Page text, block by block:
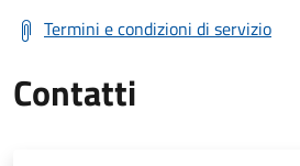
Termini e condizioni di servizio
Contatti